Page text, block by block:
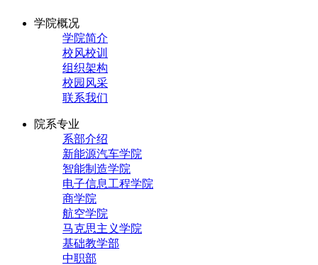
学院概况
学院简介
校风校训
组织架构
校园风采
联系我们
院系专业
系部介绍
新能源汽车学院
智能制造学院
电子信息工程学院
商学院
航空学院
马克思主义学院
基础教学部
中职部